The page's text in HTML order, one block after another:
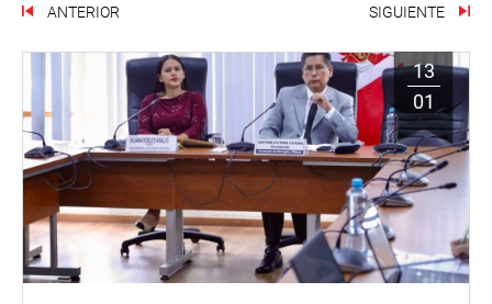
ANTERIOR SIGUIENTE
13
01